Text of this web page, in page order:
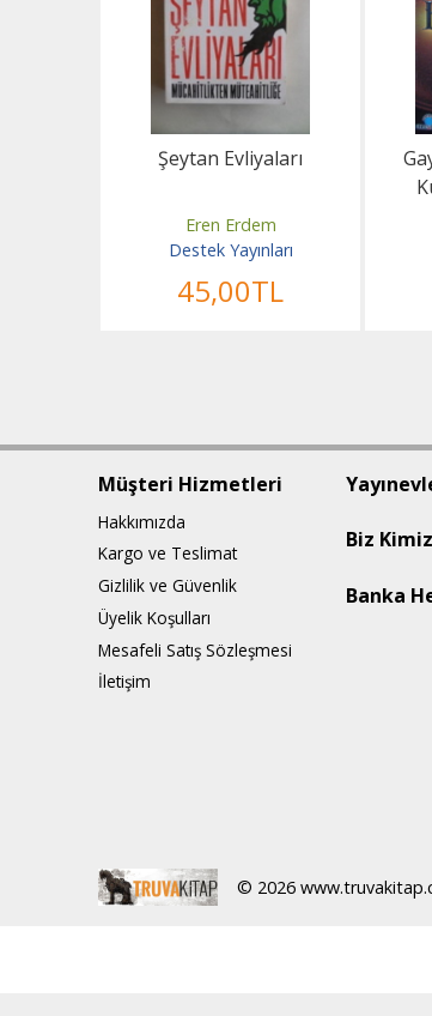
Şeytan Evliyaları
Eren Erdem
Destek Yayınları
45,00TL
Müşteri Hizmetleri
Hakkımızda
Kargo ve Teslimat
Gizlilik ve Güvenlik
Üyelik Koşulları
Mesafeli Satış Sözleşmesi
İletişim
Biz
Banka
© 2026